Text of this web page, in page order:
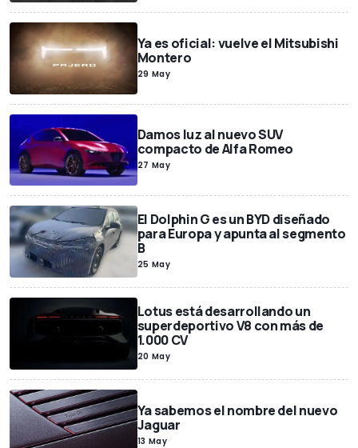
Ya es oficial: vuelve el Mitsubishi
Montero
29 May
Damos luz al nuevo SUV
compacto de Alfa Romeo
27 May
El Dolphin G es un BYD diseñado
para Europa y apunta al segmento
B
25 May
Lotus está desarrollando un
superdeportivo V8 con más de
1.000 CV
20 May
Ya sabemos el nombre del nuevo
Jaguar
13 May